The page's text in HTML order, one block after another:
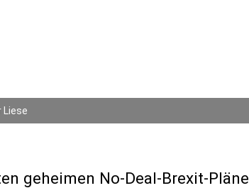
Liese
geheimen No-Deal-Brexit-Pläne